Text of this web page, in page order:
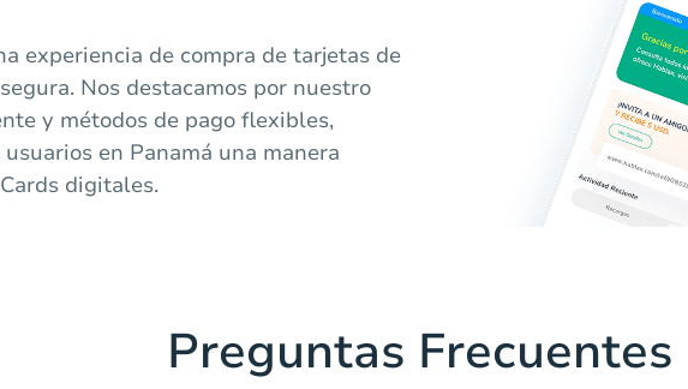
experiencia de compra de tarjetas de
Nos destacamos por nuestro
y métodos de pago flexibles,
en Panamá una manera
digitales.
Preguntas Frecuentes